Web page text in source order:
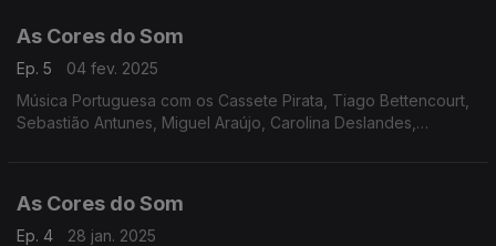
As Cores do Som
Ep. 5
04 fev. 2025
Música Portuguesa com os Cassete Pirata, Tiago Bettencourt,
Sebastião Antunes, Miguel Araújo, Carolina Deslandes,
As Cores do Som
Ep. 4
28 jan. 2025